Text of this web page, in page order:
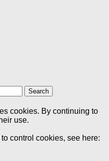
cookies. By continuing to
use.
control cookies, see here: